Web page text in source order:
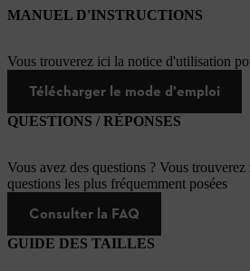
MANUEL D'INSTRUCTIONS
Vous trouverez ici la notice d'utilisation
Télécharger le mode d'emploi
QUESTIONS / RÉPONSES
Vous avez des questions ? Vous
questions les plus fréquemment posées
Consulter la FAQ
GUIDE DES TAILLES